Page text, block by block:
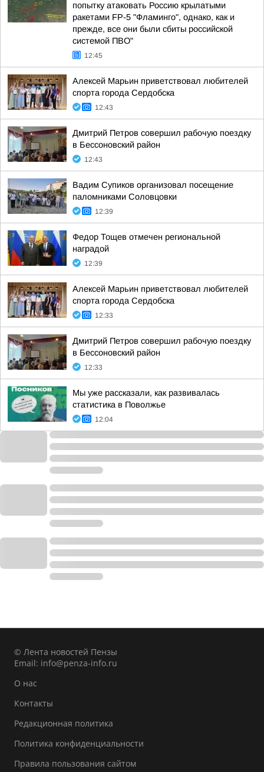
попытку атаковать Россию крылатыми
ракетами FP-5 "Фламинго", однако, как и
прежде, все они были сбиты российской
системой ПВО"
12:45
Алексей Марьин приветствовал любителей
спорта города Сердобска
12:43
Дмитрий Петров совершил рабочую поездку
в Бессоновский район
12:43
Вадим Супиков организовал посещение
паломниками Соловцовки
12:39
Федор Тощев отмечен региональной
наградой
12:39
Алексей Марьин приветствовал любителей
спорта города Сердобска
12:33
Дмитрий Петров совершил рабочую поездку
в Бессоновский район
12:33
Мы уже рассказали, как развивалась
статистика в Поволжье
12:04
© Лента новостей Пензы
Email: info@penza-info.ru
О нас
Контакты
Редакционная политика
Политика конфиденциальности
Правила пользования сайтом